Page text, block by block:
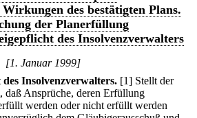
des bestätigten Plans.
der Planerfüllung
des Insolvenzverwalters
[1. Januar 1999]
Insolvenzverwalters. [1] Stellt der
daß Ansprüche, deren Erfüllung
werden oder nicht erfüllt werden